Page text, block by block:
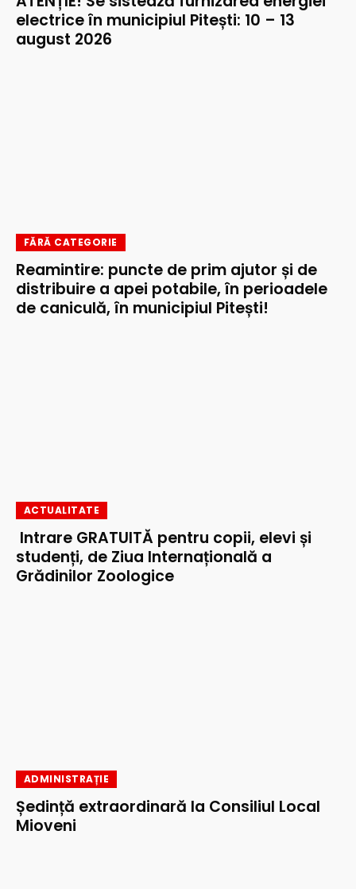
electrice în municipiul Pitești: 10 – 13
august 2026
FĂRĂ CATEGORIE
Reamintire: puncte de prim ajutor și de
distribuire a apei potabile, în perioadele
de caniculă, în municipiul Pitești!
ACTUALITATE
Intrare GRATUITĂ pentru copii, elevi și
studenți, de Ziua Internațională a
Grădinilor Zoologice
ADMINISTRAȚIE
Ședință extraordinară la Consiliul Local
Mioveni